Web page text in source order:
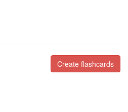
Create flashcards